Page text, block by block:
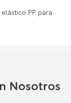
Nosotros